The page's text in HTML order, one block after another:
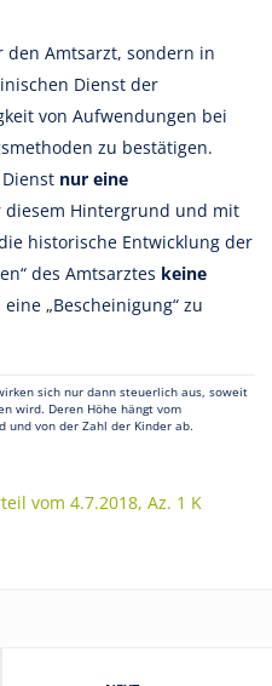
den Amtsarzt, sondern in
Dienst der
von Aufwendungen bei
zu bestätigen.
nur eine
diesem Hintergrund und mit
historische Entwicklung der
des Amtsarztes keine
eine „Bescheinigung“ zu
sich nur dann steuerlich aus, soweit
wird. Deren Höhe hängt vom
und von der Zahl der Kinder ab.
vom 4.7.2018, Az. 1 K